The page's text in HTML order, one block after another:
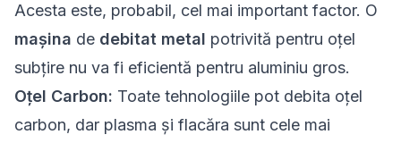
Acesta este, probabil, cel mai important factor. O
mașina de debitat metal potrivită pentru oțel
subțire nu va fi eficientă pentru aluminiu gros.
Oțel Carbon: Toate tehnologiile pot debita oțel
carbon, dar plasma și flacăra sunt cele mai